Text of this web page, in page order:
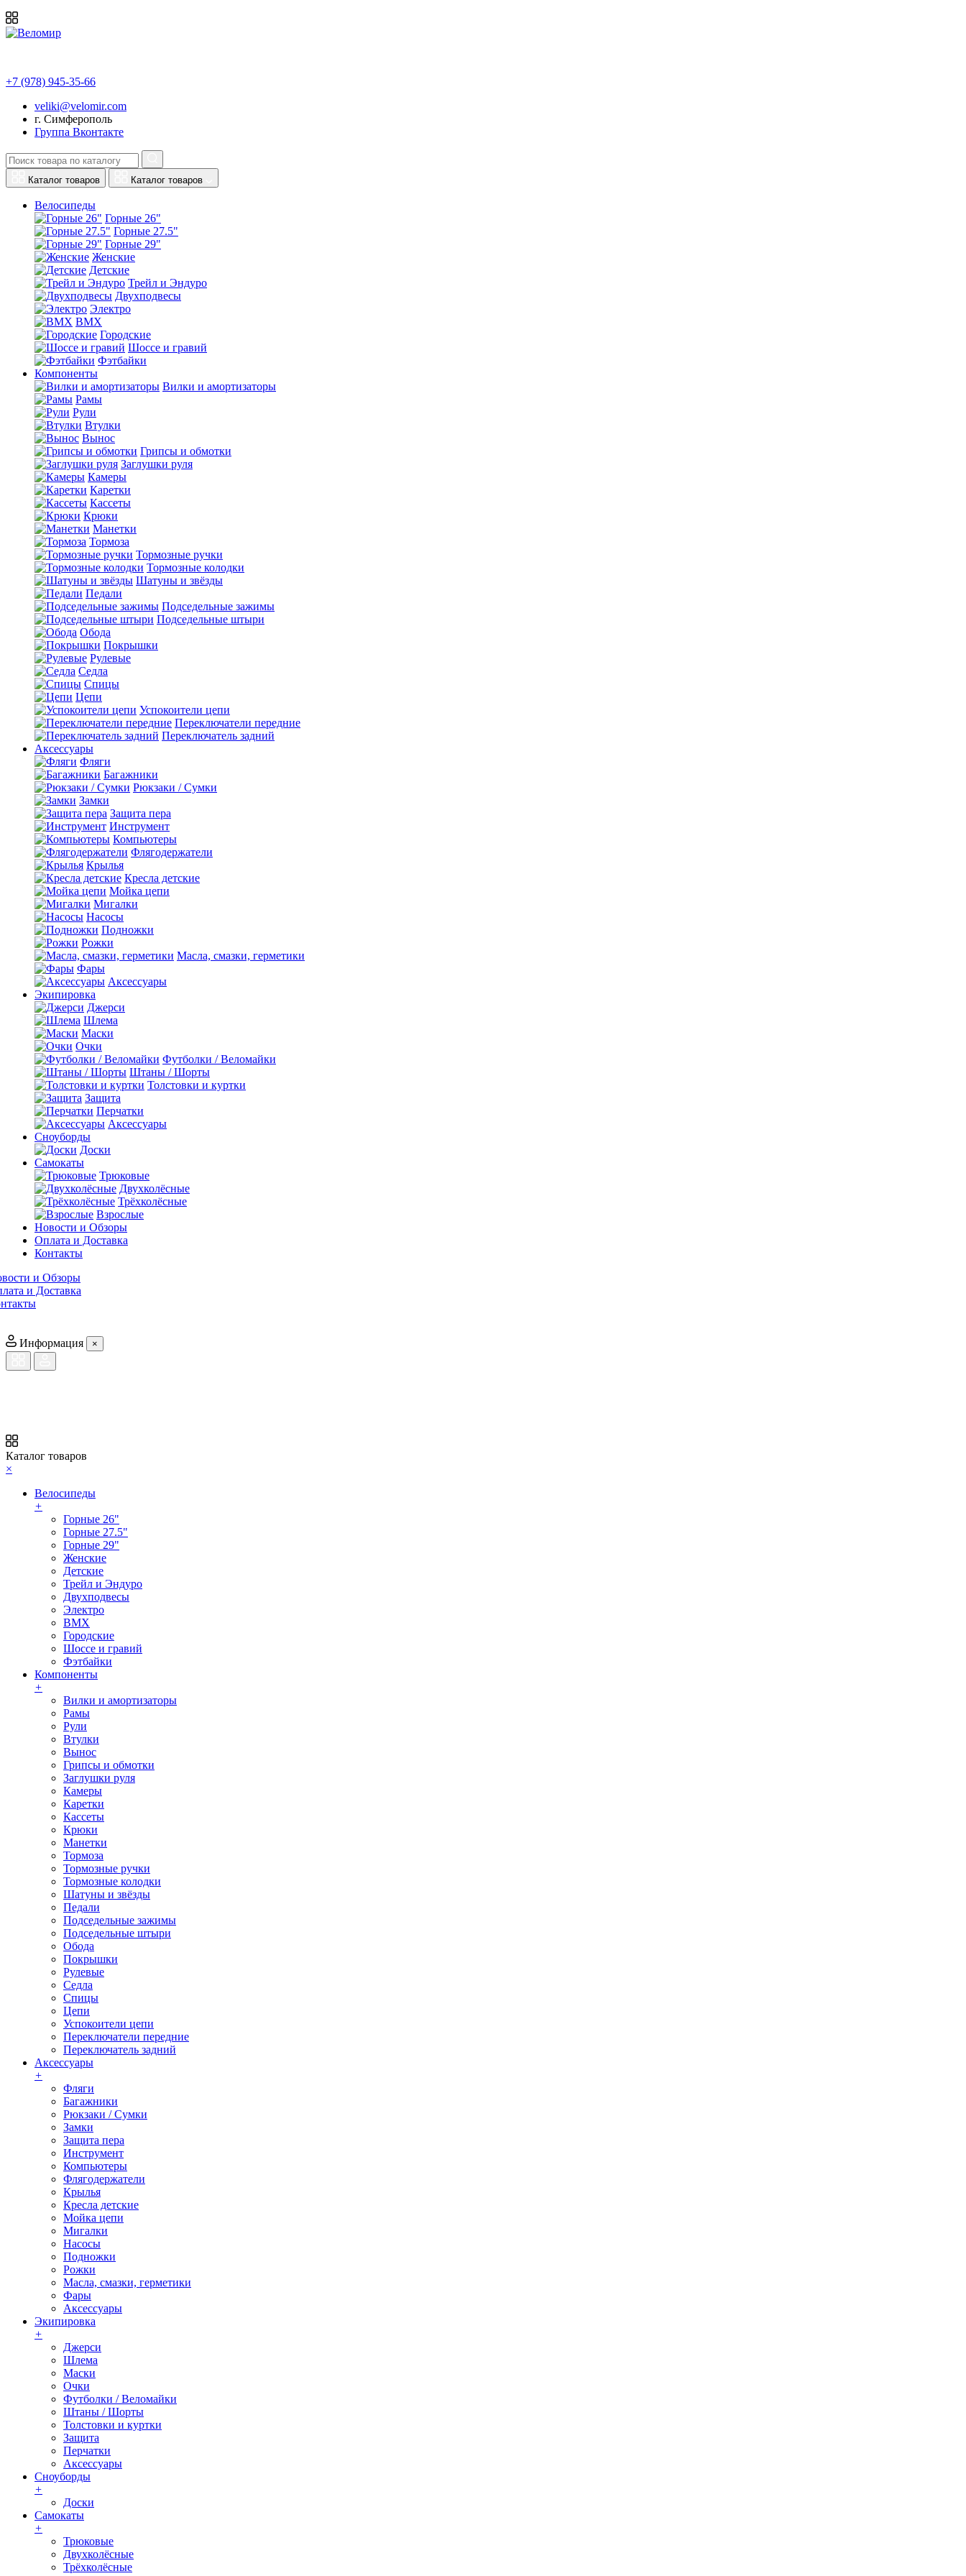
+7 (978) 945-35-66
veliki@velomir.com
г. Симферополь
Группа Вконтакте
Каталог товаров Каталог товаров
Велосипеды
Горные 26"
Горные 27.5"
Горные 29"
Женские
Детские
Трейл и Эндуро
Двухподвесы
Электро
BMX
Городские
Шоссе и гравий
Фэтбайки
Компоненты
Вилки и амортизаторы
Рамы
Рули
Втулки
Вынос
Грипсы и обмотки
Заглушки руля
Камеры
Каретки
Кассеты
Крюки
Манетки
Тормоза
Тормозные ручки
Тормозные колодки
Шатуны и звёзды
Педали
Подседельные зажимы
Подседельные штыри
Обода
Покрышки
Рулевые
Седла
Спицы
Цепи
Успокоители цепи
Переключатели передние
Переключатель задний
Аксессуары
Фляги
Багажники
Рюкзаки / Сумки
Замки
Защита пера
Инструмент
Компьютеры
Флягодержатели
Крылья
Кресла детские
Мойка цепи
Мигалки
Насосы
Подножки
Рожки
Масла, смазки, герметики
Фары
Аксессуары
Экипировка
Джерси
Шлема
Маски
Очки
Футболки / Веломайки
Штаны / Шорты
Толстовки и куртки
Защита
Перчатки
Аксессуары
Сноуборды
Доски
Самокаты
Трюковые
Двухколёсные
Трёхколёсные
Взрослые
Новости и Обзоры
Оплата и Доставка
Контакты
и Обзоры
и Доставка
Информация ×
Каталог товаров
×
Велосипеды
+
Горные 26"
Горные 27.5"
Горные 29"
Женские
Детские
Трейл и Эндуро
Двухподвесы
Электро
BMX
Городские
Шоссе и гравий
Фэтбайки
Компоненты
+
Вилки и амортизаторы
Рамы
Рули
Втулки
Вынос
Грипсы и обмотки
Заглушки руля
Камеры
Каретки
Кассеты
Крюки
Манетки
Тормоза
Тормозные ручки
Тормозные колодки
Шатуны и звёзды
Педали
Подседельные зажимы
Подседельные штыри
Обода
Покрышки
Рулевые
Седла
Спицы
Цепи
Успокоители цепи
Переключатели передние
Переключатель задний
Аксессуары
+
Фляги
Багажники
Рюкзаки / Сумки
Замки
Защита пера
Инструмент
Компьютеры
Флягодержатели
Крылья
Кресла детские
Мойка цепи
Мигалки
Насосы
Подножки
Рожки
Масла, смазки, герметики
Фары
Аксессуары
Экипировка
+
Джерси
Шлема
Маски
Очки
Футболки / Веломайки
Штаны / Шорты
Толстовки и куртки
Защита
Перчатки
Аксессуары
Сноуборды
+
Доски
Самокаты
+
Трюковые
Двухколёсные
Трёхколёсные